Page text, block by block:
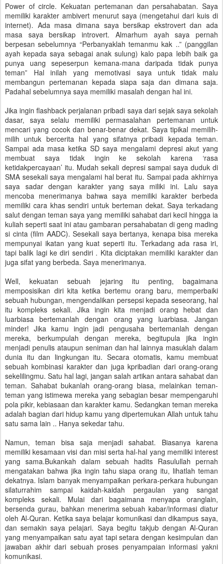
Power of circle. Kekuatan pertemanan dan persahabatan. Saya
memiliki karakter ambivert menurut saya (mengetahui dari kuis di
internet). Ada masa dimana saya bersikap ekstrovert dan ada
masa saya bersikap introvert. Almarhum ayah saya pernah
berpesan sebelumnya “Perbanyaklah temanmu kak ..” (panggilan
ayah kepada saya sebagai anak sulung) kalo papa lebih baik ga
punya uang sepeserpun kemana-mana daripada tidak punya
teman” Hal inilah yang memotivasi saya untuk tidak malu
membangun pertemanan kepada siapa saja dan dimana saja.
Padahal sebelumnya saya memiliki masalah dengan hal ini.
Jika ingin flashback perjalanan pribadi saya dari sejak saya sekolah
dasar, saya selalu memiliki permasalahan pertemanan untuk
mencari yang cocok dan benar-benar dekat. Saya tipikal memilih-
milih untuk bercerita hal yang sifatnya pribadi kepada teman.
Sampai ada masa ketika SD saya mengalami depresi akut yang
membuat saya tidak ingin ke sekolah karena ‘rasa
ketidakpercayaan’ itu. Mudah sekali depresi sampai saya duduk di
SMA sesekali saya mengalami hal berat itu. Sampai pada akhirnya
saya sadar dengan karakter yang saya miliki ini. Lalu saya
mencoba menerimanya bahwa saya memiliki karakter berbeda
memiliki cara khas sendiri untuk berteman dekat. Saya terkadang
salut dengan teman saya yang memiliki sahabat dari kecil hingga ia
kuliah seperti saat ini atau gambaran persahabatan di geng mading
si cinta (film AADC). Sesekali saya bertanya, kenapa bisa mereka
mempunyai ikatan yang kuat seperti itu. Terkadang ada rasa iri,
tapi balik lagi ke diri sendiri . Kita diciptakan memiliki karakter dan
juga sifat yang berbeda. Saya menerimanya.
Well, kekuatan sebuah jejaring itu penting, bagaimana
memposisikan diri kita ketika bertemu orang baru, memperbaiki
sebuah hubungan, mengendalikan persepsi kepada seseorang, hal
itu kompleks sekali. Jika ingin kita menjadi orang hebat dan
luarbiasa bertemanlah dengan orang yang luarbiasa. Jangan
minder! Jika kamu ingin jadi pengusaha bertemanlah dengan
mereka, berkumpulah dengan mereka, begitupula jika ingin
menjadi penulis ataupun seniman dan hal lainnya masuklah dalam
dunia itu dan lingkungan itu. Secara otomatis, kamu membuat
sebuah kombinasi karakter dan juga kpribadian dari orang-orang
sekelilingmu. Satu hal lagi, jangan salah artikan antara sahabat dan
teman. Sahabat bukanlah orang-orang biasa, melainkan teman-
teman yang istimewa mereka yang sebagian besar mempengaruhi
pola pikir, kebiasaan dan karakter kamu. Sedangkan teman mereka
adalah bagian dari hidup kamu yang dipertemukan Allah untuk tahu
satu sama lain .. Hanya sekedar tahu.
Namun, teman bisa saja menjadi sahabat. Biasanya karena
memiliki kesamaan visi dan misi serta hal-hal yang memiliki interest
yang sama.Bukankah dalam sebuah hadits Rasulullah pernah
mengatakan bahwa jika ingin tahu siapa orang itu, lihatlah teman
dekatnya. Islam banyak menyampaikan perkara-perkara hubungan
silaturrahim sampai kaidah-kaidah pergaulan yang sangat
kompleks sekali. Mulai dari bagaimana menyapa oranglain,
bersenda gurau, bahkan menerima sebuah kabar/informasi diatur
oleh Al-Quran. Ketika saya belajar komunikasi dan dikampus saya,
dan semakin saya pelajari. Saya begitu takjub dengan Al-Quran
yang menyampaikan satu ayat tapi setara dengan kesimpulan dan
jawaban akhir dari sebuah proses penyampaian informasi yakni
komunikasi.